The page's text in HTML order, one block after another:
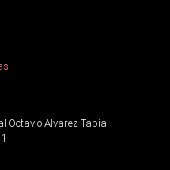
Octavio Alvarez Tapia -